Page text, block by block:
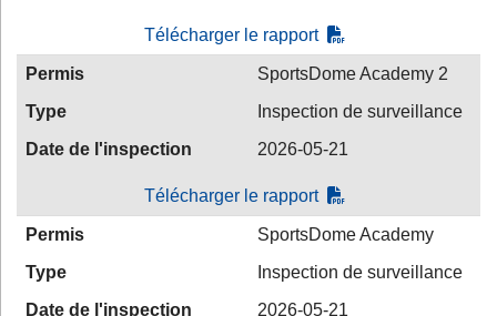
Télécharger le rapport
Permis
SportsDome Academy 2
Type
Inspection de surveillance
Date de l'inspection
2026-05-21
Télécharger le rapport
Permis
SportsDome Academy
Type
Inspection de surveillance
Date de l'inspection
2026-05-21